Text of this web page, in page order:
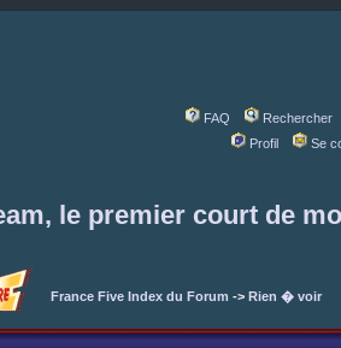
FAQ
Rechercher
Profil
Se
le premier court de
France Five Index du Forum -> Rien � voir